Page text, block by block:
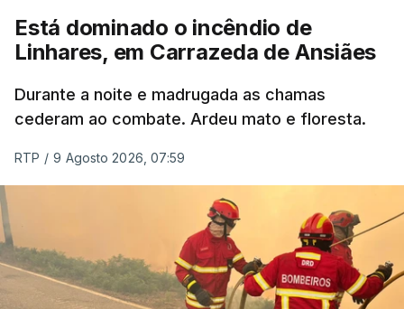
ESTE CONTEÚDO ESTÁ NESTE
Está dominado o incêndio de
Linhares, em Carrazeda de Ansiães
Durante a noite e madrugada as chamas
cederam ao combate. Ardeu mato e floresta.
RTP / 9 Agosto 2026, 07:59